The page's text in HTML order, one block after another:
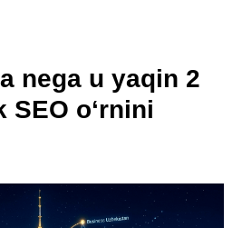
nega u yaqin 2
o‘rnini